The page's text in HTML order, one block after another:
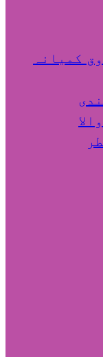
کمیانہ